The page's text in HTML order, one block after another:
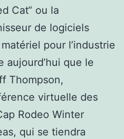
Cat“ ou la
de logiciels
pour l’industrie
aujourd’hui que le
Thompson,
virtuelle des
Rodeo Winter
qui se tiendra